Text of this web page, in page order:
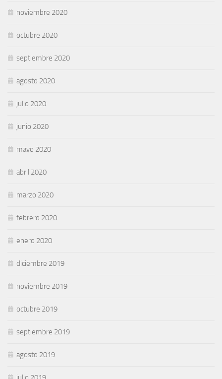
noviembre 2020
octubre 2020
septiembre 2020
agosto 2020
julio 2020
junio 2020
mayo 2020
abril 2020
marzo 2020
febrero 2020
enero 2020
diciembre 2019
noviembre 2019
octubre 2019
septiembre 2019
agosto 2019